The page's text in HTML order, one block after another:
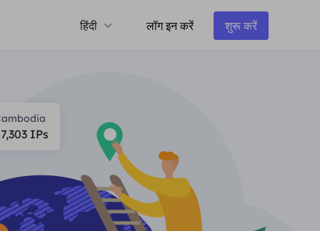
हिंदी लॉग इन करें शुरू करें
IPs